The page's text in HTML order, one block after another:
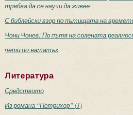
трябва да се научи да живее
С библейски взор по пътищата на
Чони Чонев: По пътя на солената
чети по-нататък
Литература
Средството
Из романа “Петрихор” (1)